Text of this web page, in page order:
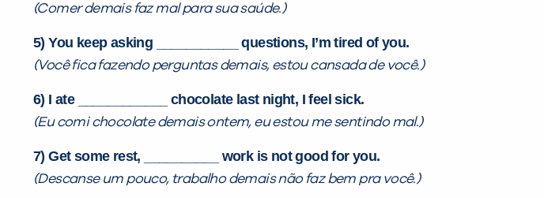
(Comer demais faz mal para sua saúde.)
5) You keep asking ___________ questions, I’m tired of you.
(Você fica fazendo perguntas demais, estou cansada de você.)
6) I ate ____________ chocolate last night, I feel sick.
(Eu comi chocolate demais ontem, eu estou me sentindo mal.)
7) Get some rest, __________ work is not good for you.
(Descanse um pouco, trabalho demais não faz bem pra você.)